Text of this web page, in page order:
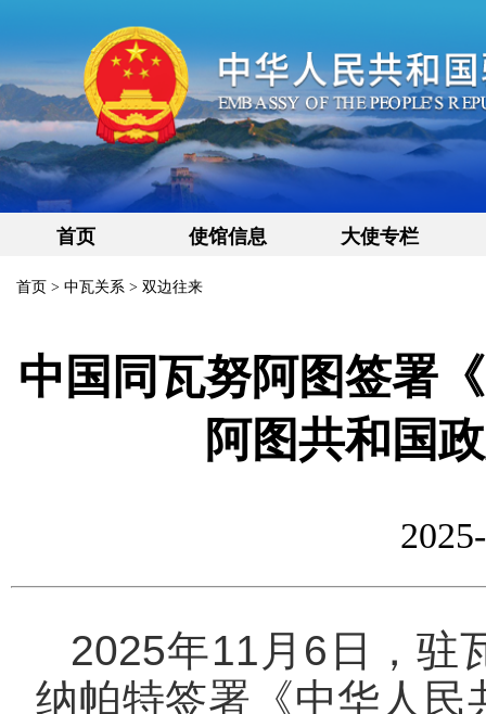
首页 使馆信息 大使专栏
首页 > 中瓦关系 > 双边往来
中国同瓦努阿图签署
阿图共和国
2025年11 月 6 日 ，驻
纳帕特签署《中华人民